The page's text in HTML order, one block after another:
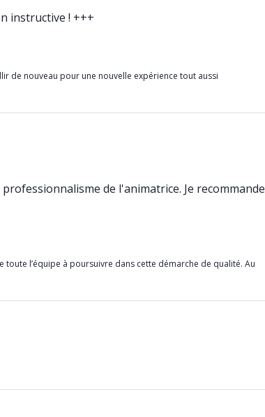
instructive ! +++
de nouveau pour une nouvelle expérience tout aussi
de l'animatrice. Je recommande
l’équipe à poursuivre dans cette démarche de qualité. Au